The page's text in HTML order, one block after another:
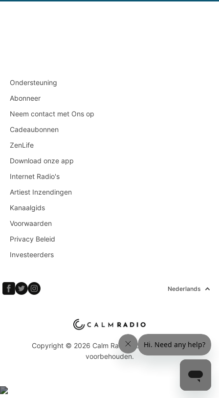
Ondersteuning
Abonneer
Neem contact met Ons op
Cadeaubonnen
ZenLife
Download onze app
Internet Radio's
Artiest Inzendingen
Kanaalgids
Voorwaarden
Privacy Beleid
Investeerders
Nederlands
Copyright © 2026 Calm Radio Corp. Alle rechten
voorbehouden.